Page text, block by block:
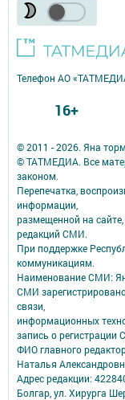
© 2011 - 2026. Яна
© ТАТМЕДИА. Все
законом.
Перепечатка,
информации,
размещенной на
редакций СМИ.
При поддержке
коммуникациям.
Наименование СМИ:
СМИ
связи,
информационных
запись о
ФИО главного
Наталья
Адрес редакции:
Болгар, ул. Хирурга
Телефон АО
16+